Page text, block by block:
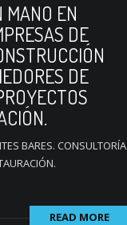
MANO EN
DE
DE
BARES. CONSULTORÍA
READ MORE